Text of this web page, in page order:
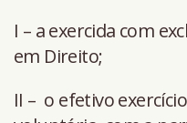
I – a exercida com
em Direito;
II – o efetivo